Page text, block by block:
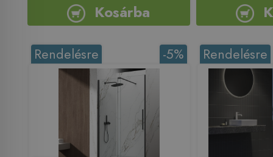
Kosárba
-5%
Rendelésre Rendelésre